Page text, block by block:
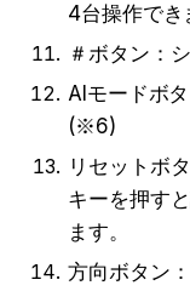
4台操作でき
＃ボタン：
AIモードボ
(※6)
リセットボ
キーを押す
ます。
方向ボタン